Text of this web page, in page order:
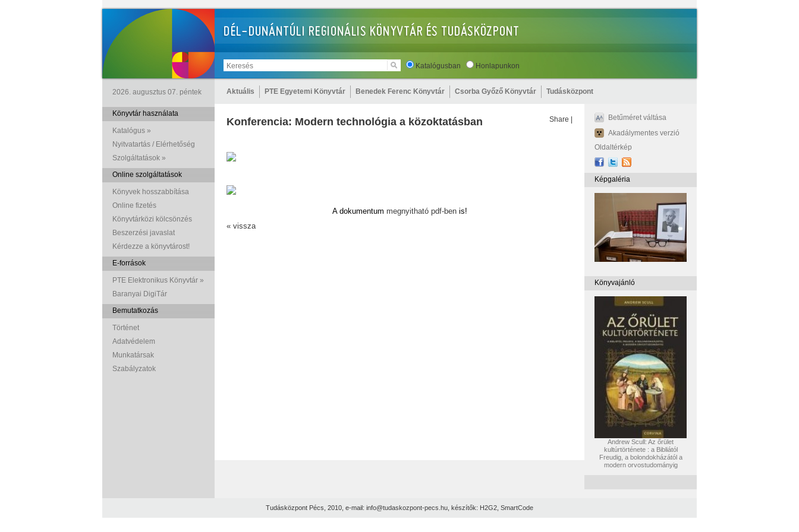
Katalógusban Honlapunkon
2026. augusztus 07. péntek Aktuális PTE Egyetemi Könyvtár Benedek Ferenc Könyvtár Csorba Győző Könyvtár Tudásközpont
Könyvtár használata
Katalógus »
Nyitvatartás / Elérhetőség
Szolgáltatások »
Online szolgáltatások
Könyvek hosszabbítása
Online fizetés
Könyvtárközi kölcsönzés
Beszerzési javaslat
Kérdezze a könyvtárost!
E-források
PTE Elektronikus Könyvtár »
Baranyai DigiTár
Bemutatkozás
Történet
Adatvédelem
Munkatársak
Szabályzatok
Share
Konferencia: Modern technológia a közoktatásban
A dokumentum megnyitható pdf-benis!
« vissza
Betűméret váltása
Akadálymentes verzió
Oldaltérkép
Képgaléria
Könyvajánló
Andrew Scull: Az őrület
kultúrtörténete : a Bibliától
Freudig, a bolondokházától a
modern orvostudományig
Tudásközpont Pécs, 2010, e-mail: info@tudaskozpont-pecs.hu , készítők: H2G2 SmartCode